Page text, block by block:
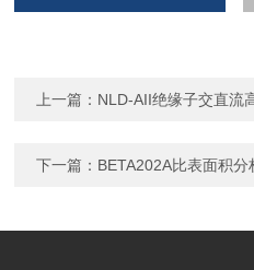
上一篇： NLD-AII绝缘子交直流
下一篇： BETA202A比表面积分